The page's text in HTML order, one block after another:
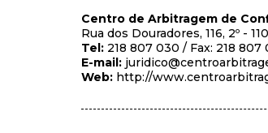
Centro de Arbitragem de
Rua dos Douradores, 116, 2º -
Tel: 218 807 030 / Fax: 218 807
E-mail:
Web: http://